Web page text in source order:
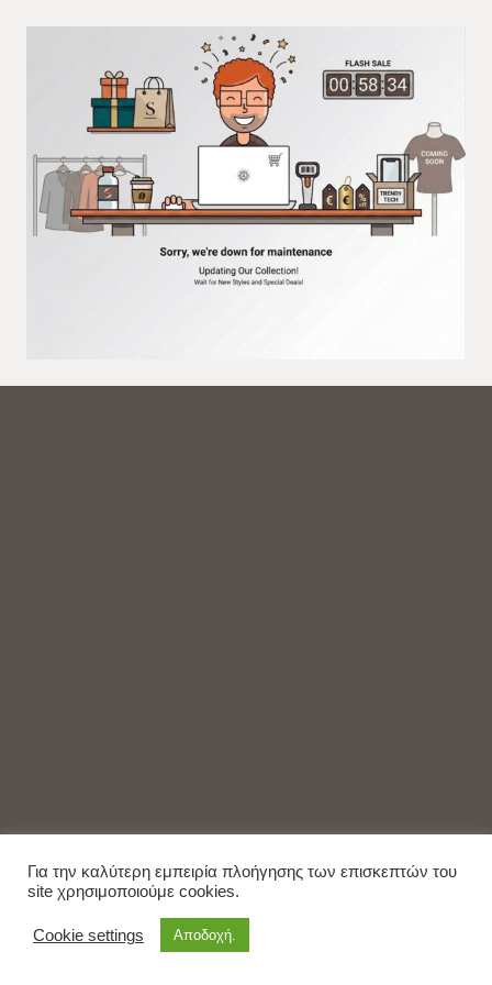
Για την καλύτερη εμπειρία πλοήγησης των επισκεπτών του
site χρησιμοποιούμε cookies.
Cookie settings Αποδοχή.